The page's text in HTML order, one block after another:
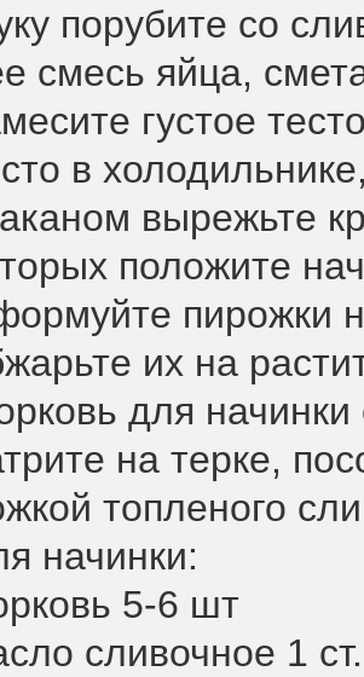
порубите со
смесь яйца,
густое
в
вырежьте
положите
пирожки
их на
для начинки
на терке,
топленого
начинки:
5-6 шт
сливочное 1